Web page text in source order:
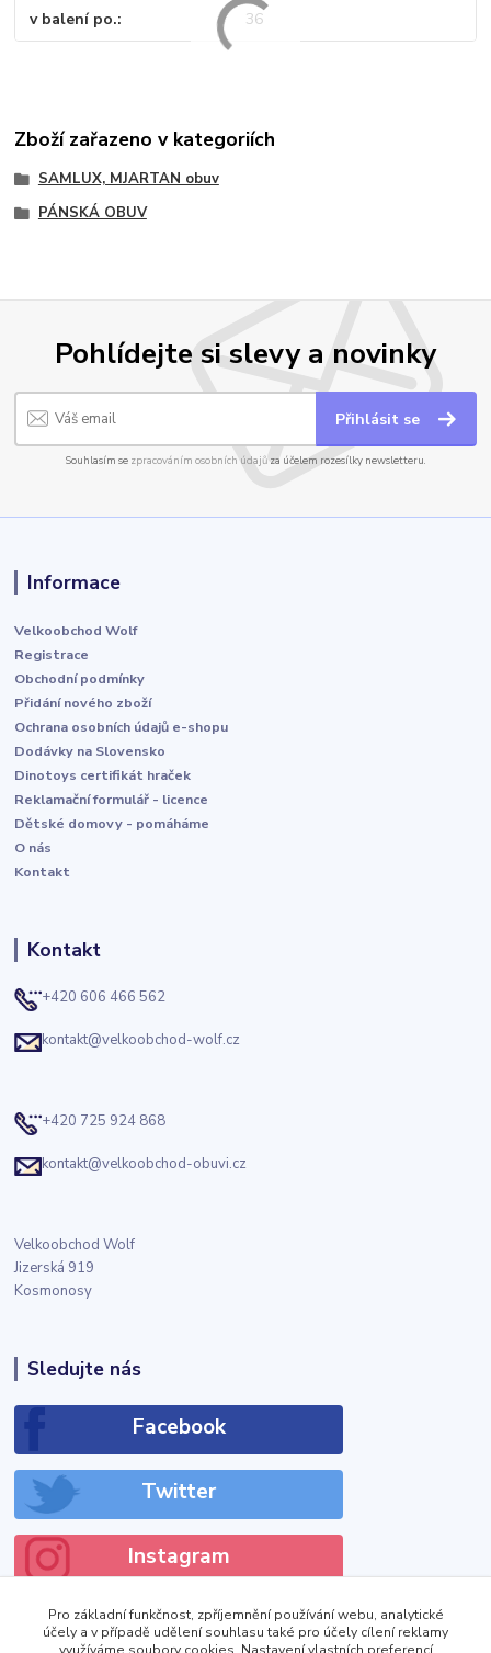
v balení po. 36
Zboží zařazeno v kategoriích
SAMLUX, MJARTAN obuv
PÁNSKÁ OBUV
Pohlídejte si slevy a novinky
Přihlásit se
Souhlasím se zpracováním osobních údajůza účelem rozesílky newsletteru.
Informace
Velkoobchod Wolf
Registrace
Obchodní podmínky
Přidání nového zboží
Ochrana osobních údajů e-shopu
Dodávky na Slovensko
Dinotoys certifikát hraček
Reklamační formulář - licence
Dětské domovy - pomáháme
O nás
Kontakt
Kontakt
+420 606 466 562
kontakt@velkoobchod-wolf.cz
+420 725 924 868
kontakt@velkoobchod-obuvi.cz
Velkoobchod Wolf
Jizerská 919
Kosmonosy
Sledujte nás
Facebook
Twitter
Instagram
Pro základní funkčnost, zpříjemnění používání webu, analytické
účely a v případě udělení souhlasu také pro účely cílení reklamy